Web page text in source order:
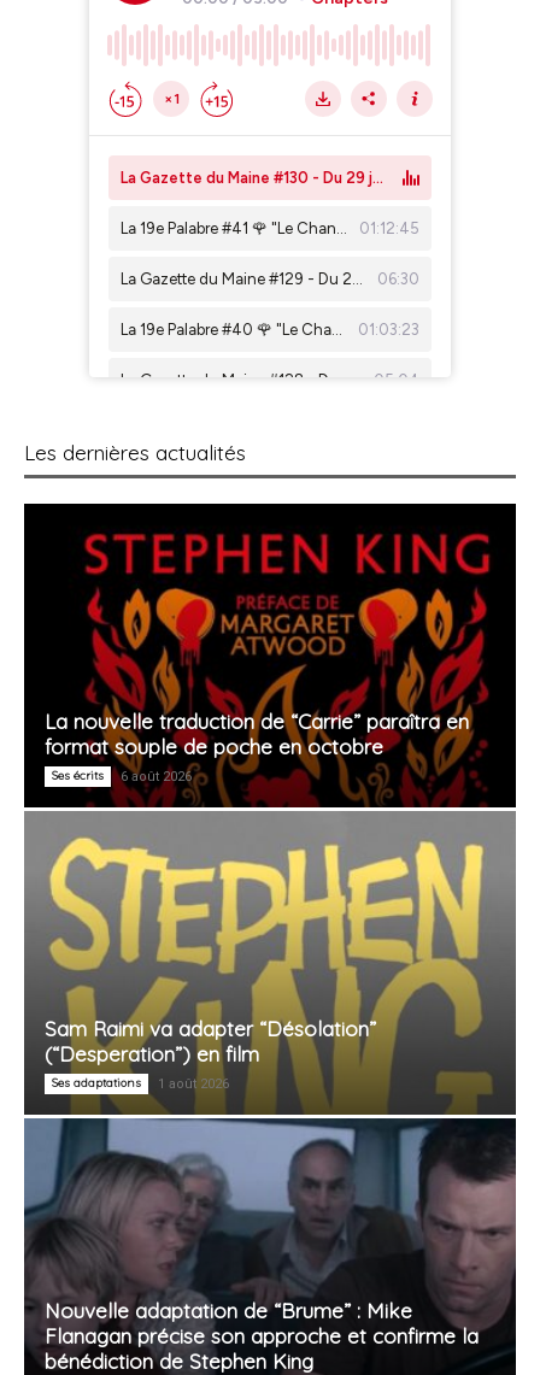
Les dernières actualités
La nouvelle traduction de “Carrie” paraîtra en
format souple de poche en octobre
Ses écrits 6 août 2026
Sam Raimi va adapter “Désolation”
(“Desperation”) en film
Ses adaptations 1 août 2026
Nouvelle adaptation de “Brume” : Mike
Flanagan précise son approche et confirme la
bénédiction de Stephen King